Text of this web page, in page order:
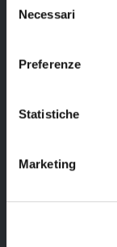
delNecessari
Preferenze
Statistiche
Marketing
7
turistica e
house,
servizi,
prima
mezzo
medico/